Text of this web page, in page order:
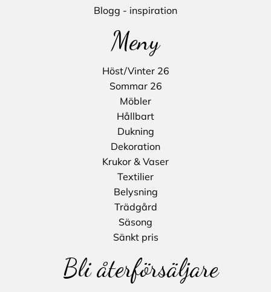
Blogg - inspiration
Meny
Höst/Vinter 26
Sommar 26
Möbler
Hållbart
Dukning
Dekoration
Krukor & Vaser
Textilier
Belysning
Trädgård
Säsong
Sänkt pris
Bli återförsäljare